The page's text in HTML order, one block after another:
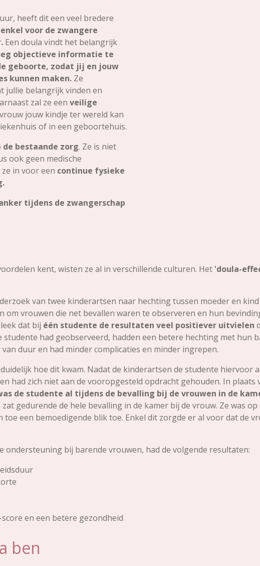
heeft dit een veel bredere
voor de zwangere
Een doula vindt het belangrijk
objectieve informatie te
geboorte, zodat jij en jouw
kunnen maken. Ze
jullie belangrijk vinden en
zal ze een veilige
jouw kindje ter wereld kan
of in een geboortehuis.
de bestaande zorg. Ze is niet
ook geen medische
in voor een continue fysieke
tijdens de zwangerschap
kent, wisten ze al in verschillende culturen. Het 'doula-
van twee kinderartsen naar hechting tussen moeder en
om vrouwen die net bevallen waren te observeren en hun
dat bij één studente de resultaten veel positiever uitvielen
studente had geobserveerd, hadden een betere hechting met hun
duur en had minder complicaties en minder ingrepen.
hoe dit kwam. Nadat de kinderartsen de studente hiervoor
had zich niet aan de vooropgesteld opdracht gehouden. In plaats
de studente al tijdens de bevalling bij de vrouwen in de
gedurende de hele bevalling in de kamer bij de vrouw. Ze was
toe een bemoedigende blik toe. Enkel dit zorgde er al voor dat de
ondersteuning bij barende vrouwen, had de volgende resultaten:
en een betere gezondheid
ben